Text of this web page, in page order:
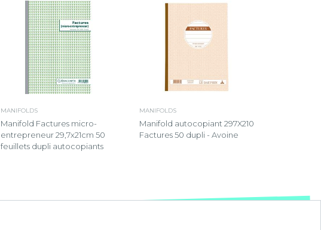
MANIFOLDS
Manifold Factures micro-
entrepreneur 29,7x21cm 50
feuillets dupli autocopiants
MANIFOLDS
Manifold autocopiant 297X210
Factures 50 dupli - Avoine